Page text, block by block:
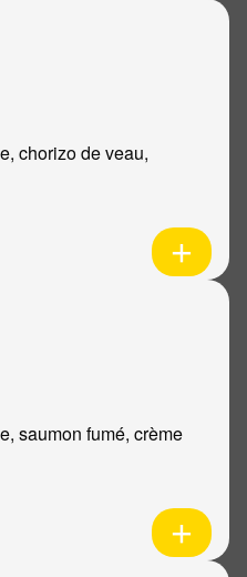
chorizo de veau,
saumon fumé, crème